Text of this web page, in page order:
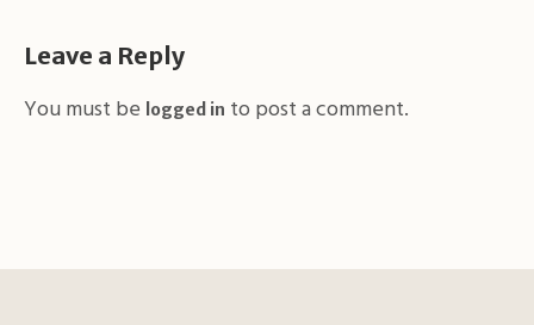
Leave a Reply
You must be logged in to post a comment.